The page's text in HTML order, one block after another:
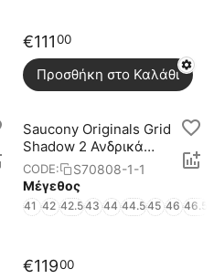
€11100
Προσθήκη στο Καλάθι
Saucony Originals Grid
Shadow 2 Ανδρικά
Παπούτσια
CODE:
S70808-1-1
Μέγεθος
41 42 42.543 44 44.545 46 46.5
€11900